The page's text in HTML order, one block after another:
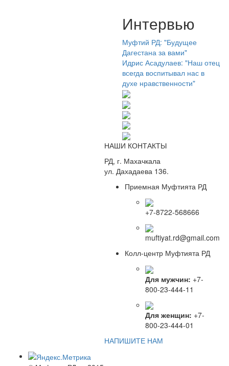
Интервью
Муфтий РД: "Будущее
Дагестана за вами"
Идрис Асадулаев: "Наш отец
всегда воспитывал нас в
духе нравственности"
НАШИ КОНТАКТЫ
РД, г. Махачкала
ул. Дахадаева 136.
Приемная Муфтията РД
+7-8722-568666
muftiyat.rd@gmail.com
Колл-центр Муфтията РД
Для мужчин: +7-
800-23-444-11
Для женщин: +7-
800-23-444-01
НАПИШИТЕ НАМ